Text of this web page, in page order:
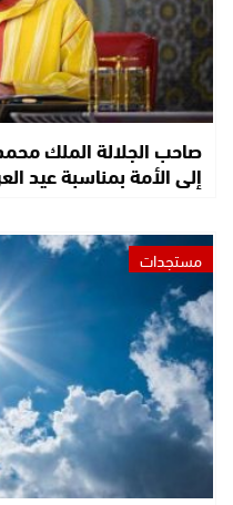
صاحب الجلالة الملك
إلى الأمة بمناسبة عيد
مستجدات